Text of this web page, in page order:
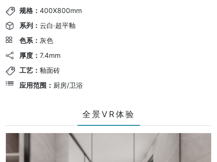
规格： 400X800mm
系列： 云白·超平釉
色系： 灰色
厚度： 7.4mm
工艺： 釉面砖
应用范围： 厨房/卫浴
全景VR体验